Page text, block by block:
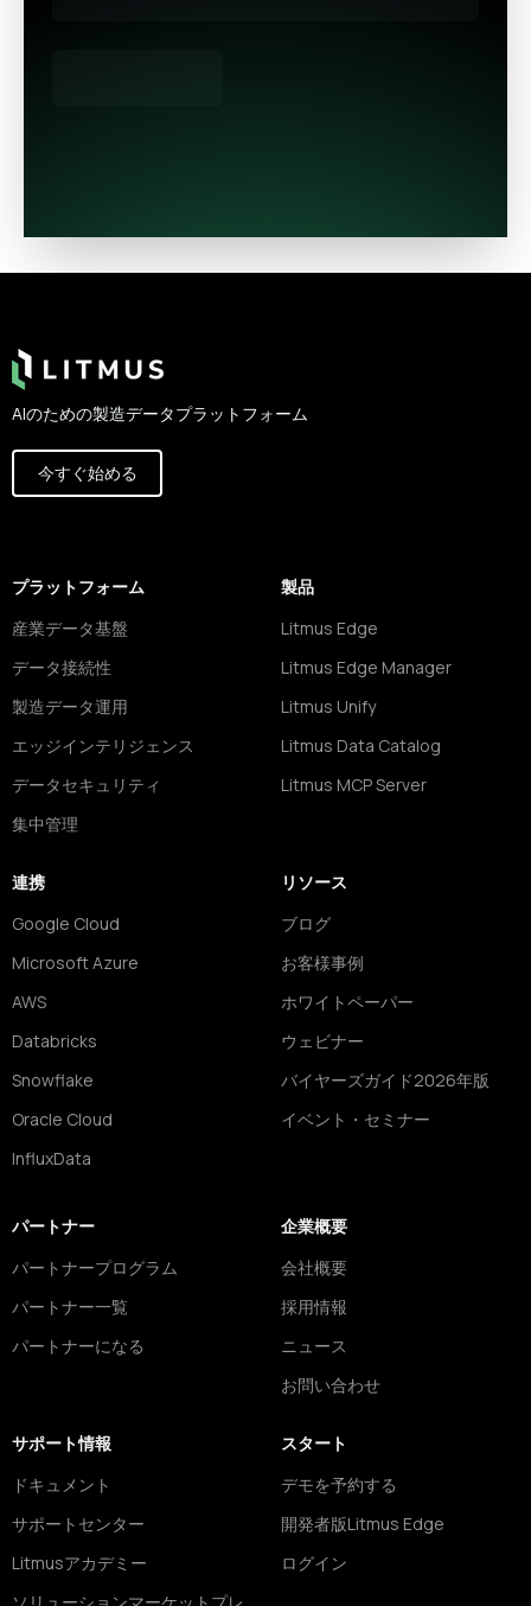
AIのための製造データプラットフォーム
今すぐ始める
プラットフォーム
産業データ基盤
データ接続性
製造データ運用
エッジインテリジェンス
データセキュリティ
集中管理
製品
Litmus Edge
Litmus Edge Manager
Litmus Unify
Litmus Data Catalog
Litmus MCP Server
連携
Google Cloud
Microsoft Azure
AWS
Databricks
Snowflake
Oracle Cloud
InfluxData
リソース
ブログ
お客様事例
ホワイトペーパー
ウェビナー
バイヤーズガイド2026年版
イベント・セミナー
パートナー
パートナープログラム
パートナー一覧
パートナーになる
企業概要
会社概要
採用情報
ニュース
お問い合わせ
サポート情報
ドキュメント
サポートセンター
Litmusアカデミー
スタート
デモを予約する
開発者版Litmus Edge
ログイン